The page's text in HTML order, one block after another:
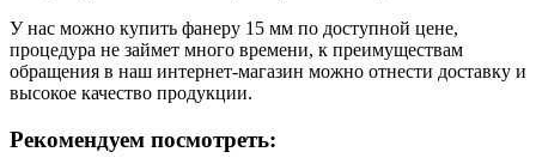
У нас можно купить фанеру 15 мм по доступной цене,
процедура не займет много времени, к преимуществам
обращения в наш интернет-магазин можно отнести доставку и
высокое качество продукции.
Рекомендуем посмотреть: